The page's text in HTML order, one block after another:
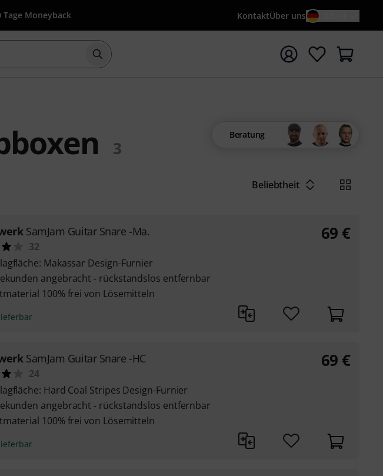
Tage Moneyback KontaktÜber uns
Suche mit Suchwort {searchTerm} starten
3
Beratung
Beliebtheit
SamJam Guitar Snare -Ma.
32
Makassar Design-Furnier
angebracht - rückstandslos entfernbar
100% frei von Lösemitteln
69 €
SamJam Guitar Snare -HC
24
Hard Coal Stripes Design-Furnier
angebracht - rückstandslos entfernbar
100% frei von Lösemitteln
69 €